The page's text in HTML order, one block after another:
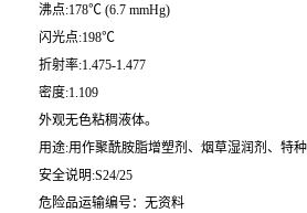
沸点:178℃ (6.7 mmHg)
闪光点:198℃
折射率:1.475-1.477
密度:1.109
外观无色粘稠液体。
用途:用作聚酰胺脂增塑剂、烟草湿润剂、特
安全说明:S24/25
危险品运输编号：无资料